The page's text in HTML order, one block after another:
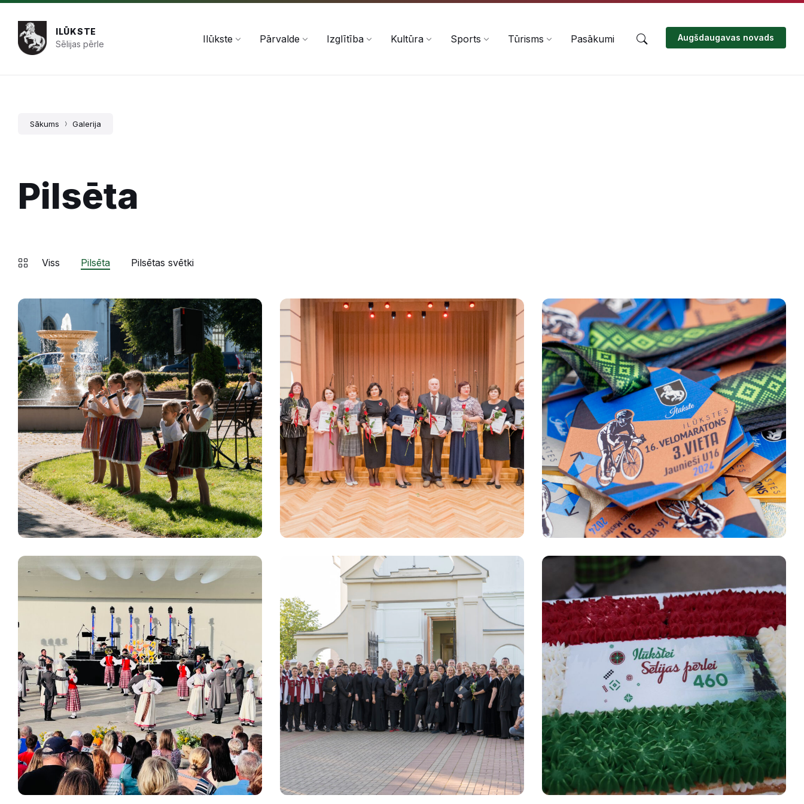
Pāriet
saturu
Skip
navigation
Skip
footer
ILŪKSTE
Sēlijas pērle
Ilūkste Pārvalde Izglītība Kultūra Sports Tūrisms Pasākumi Augšdaugavas novads
Sākums Galerija
Pilsēta
Viss Pilsēta Pilsētas svētki
PILSĒTAS SVĒTKI
Ilūkstes pilsētas svētki 2026
Uzzināt
vairāk
Valsts svētku koncerts “Es savai
Tēvzemei” Ilūkstē
Uzzināt vairāk
Uzzināt
vairāk
PILSĒTA
Ilūkstes velomaratons 2024
Uzzināt vairāk
Uzzināt
vairāk
Uzzināt
vairāk
Uzzināt